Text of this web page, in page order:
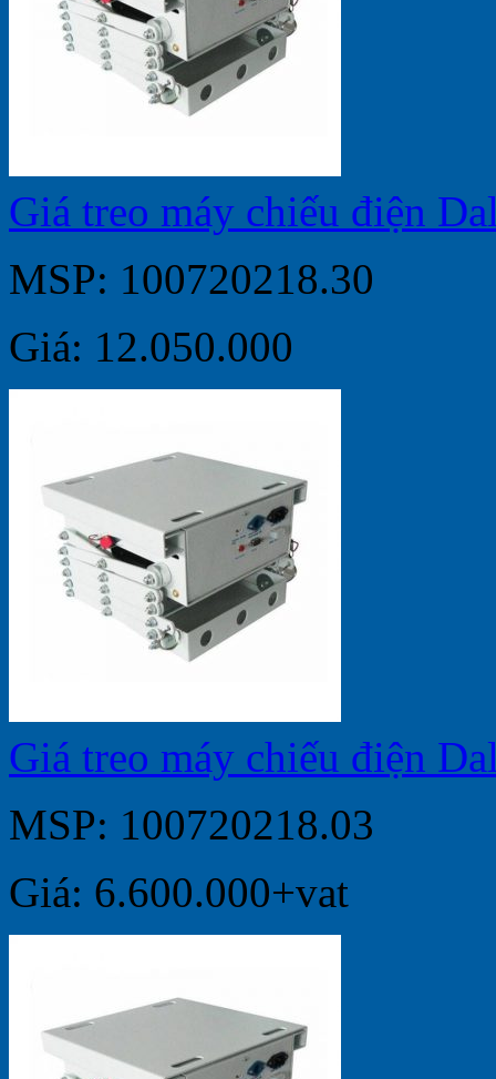
Giá treo máy chiếu điện
MSP: 100720218.30
Giá: 12.050.000
Giá treo máy chiếu điện
MSP: 100720218.03
Giá: 6.600.000+vat